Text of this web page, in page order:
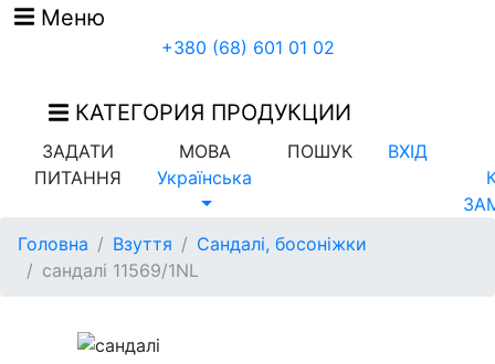
Меню
+380 (68) 601 01 02
КАТЕГОРИЯ ПРОДУКЦИИ
ЗАДАТИ
ПИТАННЯ
МОВА
Українська
ПОШУК
ВХІД
Головна
Взуття
Сандалі, босоніжки
сандалі 11569/1NL